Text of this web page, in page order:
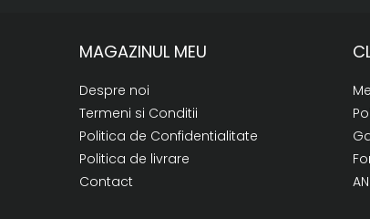
MAGAZINUL MEU
Despre noi
Termeni si Conditii
Politica de Confidentialitate
Politica de livrare
Contact